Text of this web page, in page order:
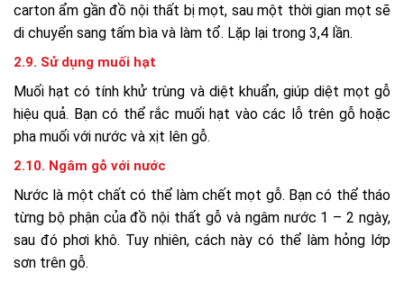
carton ẩm gần đồ nội thất bị mọt, sau một thời gian mọt sẽ
di chuyển sang tấm bìa và làm tổ. Lặp lại trong 3,4 lần.
2.9. Sử dụng muối hạt
Muối hạt có tính khử trùng và diệt khuẩn, giúp diệt mọt gỗ
hiệu quả. Bạn có thể rắc muối hạt vào các lỗ trên gỗ hoặc
pha muối với nước và xịt lên gỗ.
2.10. Ngâm gỗ với nước
Nước là một chất có thể làm chết mọt gỗ. Bạn có thể tháo
từng bộ phận của đồ nội thất gỗ và ngâm nước 1 – 2 ngày,
sau đó phơi khô. Tuy nhiên, cách này có thể làm hỏng lớp
sơn trên gỗ.